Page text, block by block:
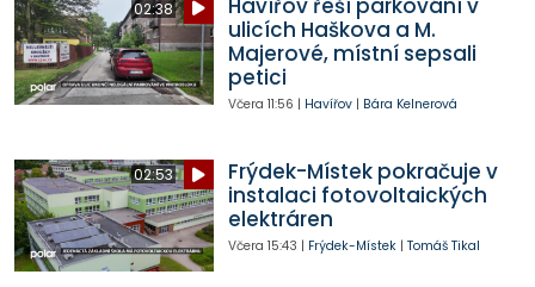
02:38
ulicích Haškova a M.
Majerové, místní sepsali
petici
Včera 11:56 | Havířov| Bára Kelnerová
02:53
Frýdek-Místek pokračuje v
instalaci fotovoltaických
elektráren
Včera 15:43 | Frýdek-Místek| Tomáš Tikal